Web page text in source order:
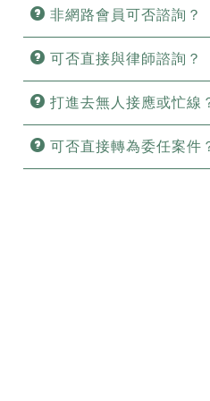
非網路會員可否諮詢？
可否直接與律師諮詢？
打進去無人接應或忙線
可否直接轉為委任案件